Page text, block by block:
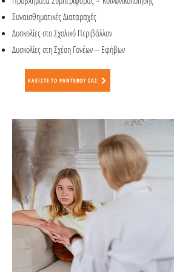
Συναισθηματικές Διαταραχές
Δυσκολίες στο Σχολικό Περιβάλλον
Δυσκολίες στη Σχέση Γονέων – Εφήβων
ΚΛΕΙΣΤΕ ΤΟ ΡΑΝΤΕΒΟΥ ΣΑΣ